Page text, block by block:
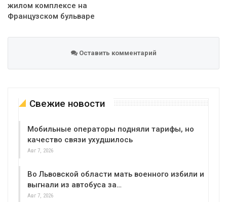
жилом комплексе на
Французском бульваре
Оставить комментарий
Свежие новости
Мобильные операторы подняли тарифы, но
качество связи ухудшилось
Авг 7, 2026
Во Львовской области мать военного избили и
выгнали из автобуса за…
Авг 7, 2026